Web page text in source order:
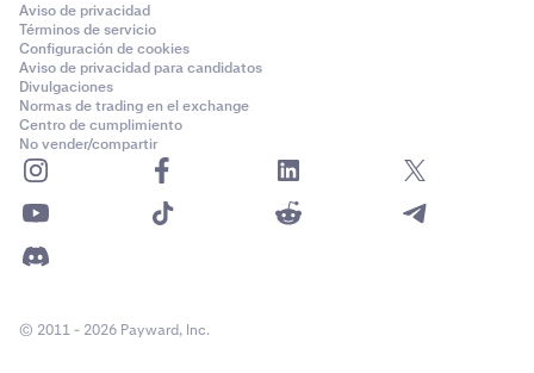
Aviso de privacidad
Términos de servicio
Configuración de cookies
Aviso de privacidad para candidatos
Divulgaciones
Normas de trading en el exchange
Centro de cumplimiento
No vender/compartir
© 2011 - 2026 Payward, Inc.